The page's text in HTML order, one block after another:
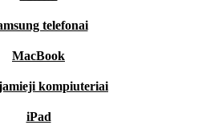
telefonai
MacBook
kompiuteriai
iPad